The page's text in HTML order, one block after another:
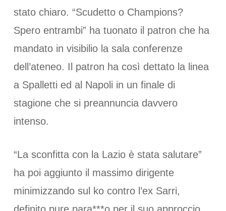
stato chiaro. “Scudetto o Champions?
Spero entrambi” ha tuonato il patron che ha
mandato in visibilio la sala conferenze
dell’ateneo. Il patron ha così dettato la linea
a Spalletti ed al Napoli in un finale di
stagione che si preannuncia davvero
intenso.
“La sconfitta con la Lazio è stata salutare”
ha poi aggiunto il massimo dirigente
minimizzando sul ko contro l’ex Sarri,